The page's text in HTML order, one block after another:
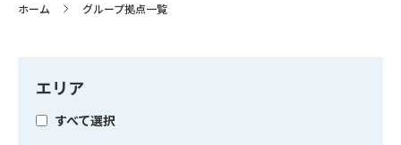
ホーム グループ拠点一覧
エリア
すべて選択